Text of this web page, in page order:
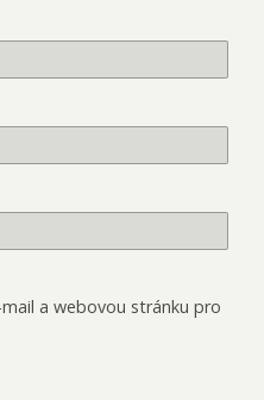
a webovou stránku pro